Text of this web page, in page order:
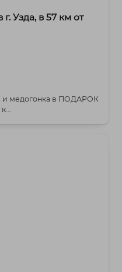
Узда, в 57 км от
медогонка в ПОДАРОК